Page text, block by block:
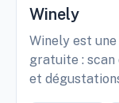
Winely
Winely est
gratuite : scan
et